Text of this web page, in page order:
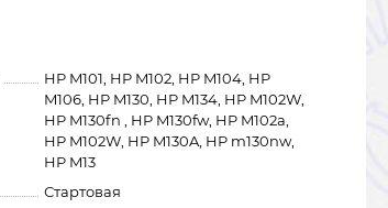
HP M101, HP M102, HP M104, HP
M106, HP M130, HP M134, HP M102W,
HP M130fn , HP M130fw, HP M102a,
HP M102W, HP M130A, HP m130nw,
HP M13
Стартовая